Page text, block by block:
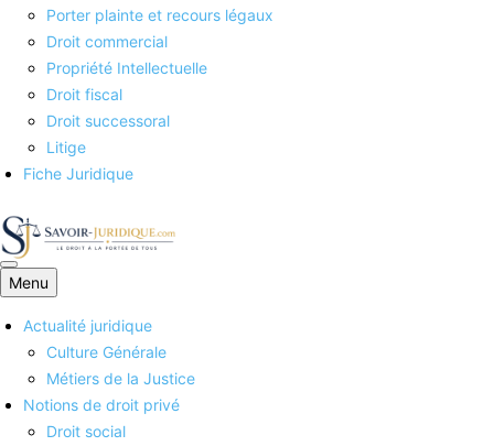
Porter plainte et recours légaux
Droit commercial
Propriété Intellectuelle
Droit fiscal
Droit successoral
Litige
Fiche Juridique
Savoirs juridiques
Menu
Actualité juridique
Culture Générale
Métiers de la Justice
Notions de droit privé
Droit social